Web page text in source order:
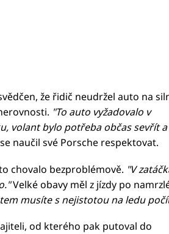
že řidič neudržel auto na
"To auto vyžadovalo v
volant bylo potřeba občas sevřít a
naučil své Porsche respektovat.
chovalo bezproblémově. "V
Velké obavy měl z jízdy po
musíte s nejistotou na ledu
od kterého pak putoval do